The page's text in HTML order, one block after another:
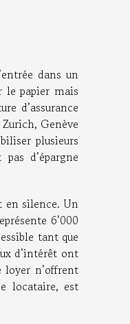
dans un
le papier mais
d’assurance
Genève
plusieurs
d’épargne
silence. Un
6’000
tant que
d’intérêt ont
loyer n’offrent
locataire, est